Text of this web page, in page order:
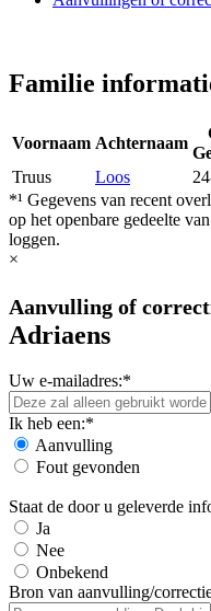
Familie
Voornaam Achternaam
Truus
Loos
*¹ Gegevens van recent
op het openbare gedeelte
loggen.
×
Aanvulling of
Adriaens
Uw e-mailadres:*
Ik heb een:*
Aanvulling
Fout gevonden
Staat de door u geleverde
Ja
Nee
Onbekend
Bron van aanvulling/